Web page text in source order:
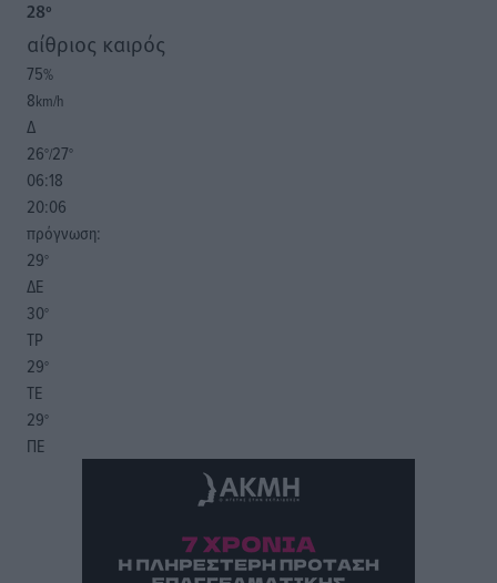
28°
αίθριος καιρός
75%
8km/h
Δ
26°/27°
06:18
20:06
πρόγνωση:
29°
ΔΕ
30°
ΤΡ
29°
ΤΕ
29°
ΠΕ